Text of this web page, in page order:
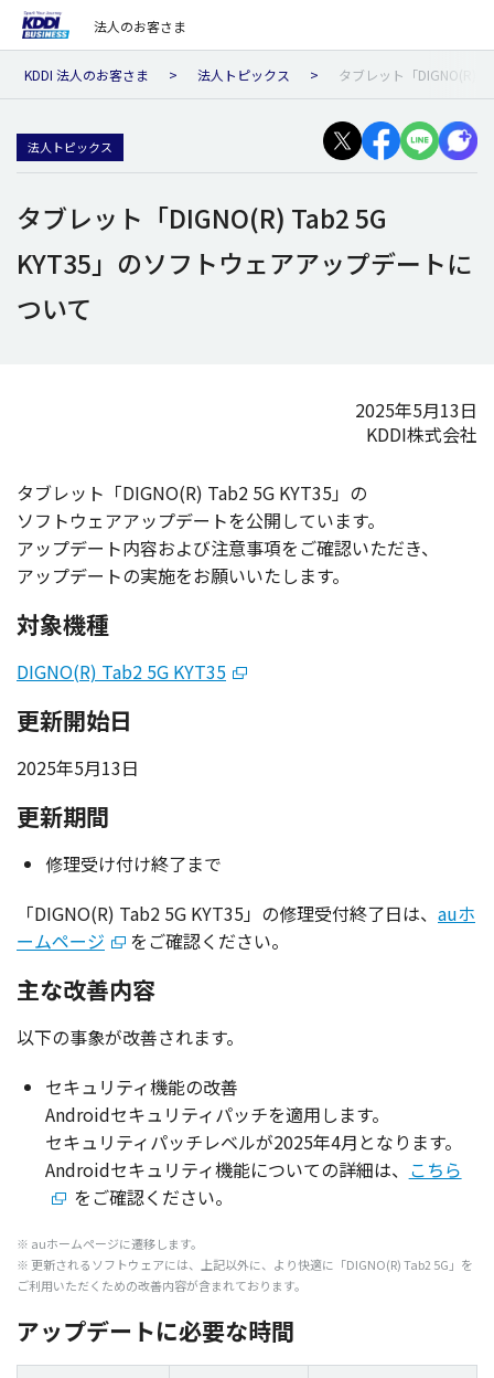
法人のお客さま
KDDI 法人のお客さま 法人トピックス タブレット「DIGNO(R)
法人トピックス
タブレット「DIGNO(R) Tab2 5G
KYT35」のソフトウェアアップデートに
ついて
2025年5月13日
KDDI株式会社
タブレット 「DIGNO(R) Tab2 5G KYT35」の
ソフトウェアアップデートを公開しています。
アップデート内容および注意事項をご確認いただき、
アップデートの実施をお願いいたします。
対象機種
DIGNO(R) Tab2 5G KYT35
更新開始日
2025年5月13日
更新期間
修理受け付け終了まで
「DIGNO(R) Tab2 5G KYT35」の修理受付終了日は、 auホ
ームページ
をご確認ください。
主な改善内容
以下の事象が改善されます。
セキュリティ機能の改善
Androidセキュリティパッチを適用します。
セキュリティパッチレベルが2025年4月となります。
Androidセキュリティ機能についての詳細は、 こちら
をご確認ください。
※ auホームページに遷移します。
※ 更新されるソフトウェアには、上記以外に、より快適に「DIGNO(R) Tab2 5G」を
ご利用いただくための改善内容が含まれております。
アップデートに必要な時間